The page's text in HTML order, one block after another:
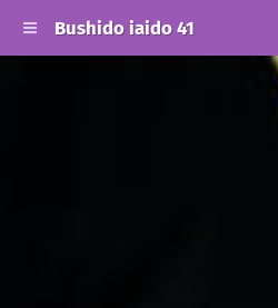
Bushido iaido 41